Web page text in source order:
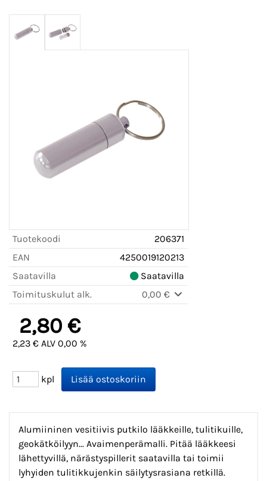
Tuotekoodi
206371
EAN
4250019120213
Saatavilla
Saatavilla
Toimituskulut alk.
0,00 €
2,80 €
2,23 € ALV 0,00 %
kpl
Alumiininen vesitiivis putkilo lääkkeille, tulitikuille,
geokätköilyyn... Avaimenperämalli. Pitää lääkkeesi
lähettyvillä, närästyspillerit saatavilla tai toimii
lyhyiden tulitikkujenkin säilytysrasiana retkillä.